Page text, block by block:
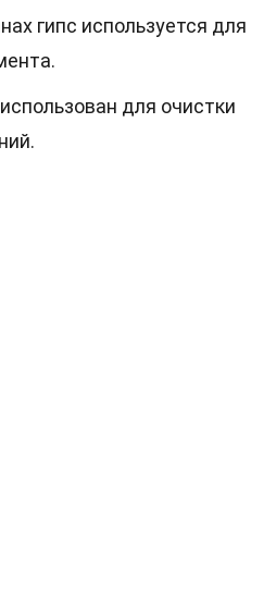
гипс используется для
для очистки